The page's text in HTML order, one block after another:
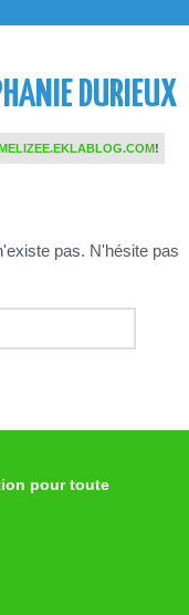
DURIEUX
!
pas. N'hésite pas
pour toute